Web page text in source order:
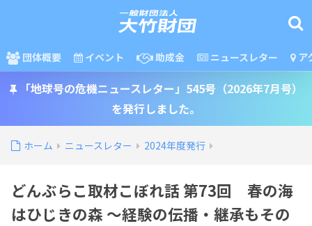
団体概要 イベント 助成金 ニュースレター ア
「地球号の危機ニュースレター」545号（2026年7月号）
を発行しました。
ホーム ニュースレター 2024年度発行
どんぶらこ取材こぼれ話 第73回 春の海
はひじきの森 〜経験の伝播・継承もその